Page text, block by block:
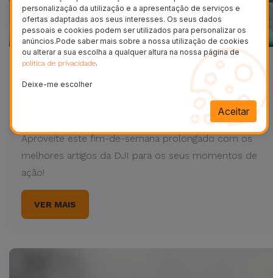
Desfrute do Domingo de
Páscoa com a DJI
01/04/2021 19:13 - Leonardo Jesus, Técnico de Marketing
Aproveite este fim-de-semana prolongado com os
melhores artigos da DJI para os seus momentos de
ação!
VER MAIS
personalização da utilização e a apresentação de serviços e
ofertas adaptadas aos seus interesses. Os seus dados
pessoais e cookies podem ser utilizados para personalizar os
anúncios.Pode saber mais sobre a nossa utilização de cookies
ou alterar a sua escolha a qualquer altura na nossa página de
política de privacidade.
Deixe-me escolher
Aceitar